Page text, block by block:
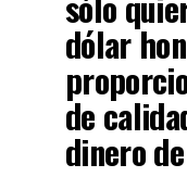
dólar
de
dinero